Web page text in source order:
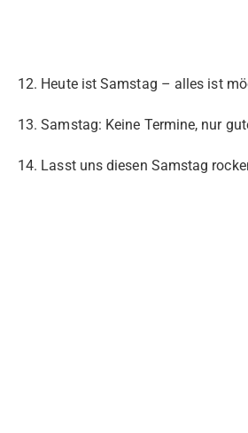
12. Heute ist Samstag – alles ist
13. Samstag: Keine Termine, nur
14. Lasst uns diesen Samstag